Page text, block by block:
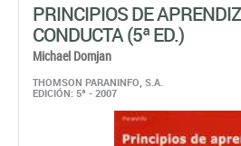
PRINCIPIOS DE
CONDUCTA (5ª ED.)
Michael Domjan
THOMSON PARANINFO, S.A.
EDICIÓN: 5ª - 2007